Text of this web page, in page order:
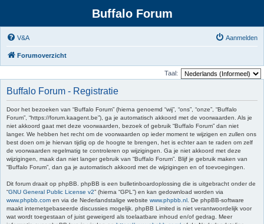
Buffalo Forum
V&A Aanmelden
Forumoverzicht
Taal:
Buffalo Forum - Registratie
Door het bezoeken van “Buffalo Forum” (hierna genoemd “wij”, “ons”, “onze”, “Buffalo
Forum”, “https://forum.kaagent.be”), ga je automatisch akkoord met de voorwaarden. Als je
niet akkoord gaat met deze voorwaarden, bezoek of gebruik “Buffalo Forum” dan niet
langer. We hebben het recht om de voorwaarden op ieder moment te wijzigen en zullen ons
best doen om je hiervan tijdig op de hoogte te brengen, het is echter aan te raden om zelf
de voorwaarden regelmatig te controleren op wijzigingen. Ga je niet akkoord met deze
wijzigingen, maak dan niet langer gebruik van “Buffalo Forum”. Blijf je gebruik maken van
“Buffalo Forum”, dan ga je automatisch akkoord met de wijzigingen en of toevoegingen.
Dit forum draait op phpBB. phpBB is een bulletinboardoplossing die is uitgebracht onder de
“GNU General Public License v2” (hierna “GPL”) en kan gedownload worden via
www.phpbb.com en via de Nederlandstalige website www.phpbb.nl . De phpBB-software
maakt internetgebaseerde discussies mogelijk. phpBB Limited is niet verantwoordelijk voor
wat wordt toegestaan of juist geweigerd als toelaatbare inhoud en/of gedrag. Meer